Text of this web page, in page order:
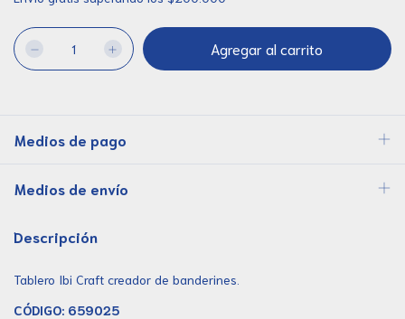
Medios de pago
Medios de envío
Descripción
Tablero Ibi Craft creador de banderines.
CÓDIGO: 659025